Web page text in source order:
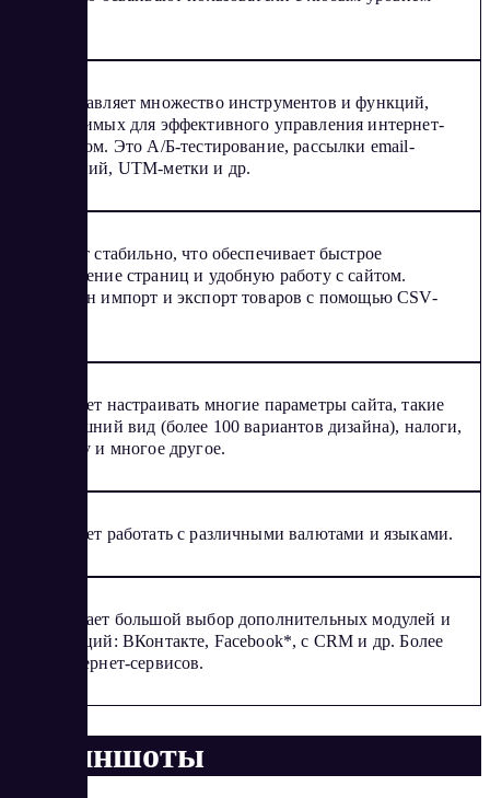
Предоставляет множество инструментов и функций,
необходимых для эффективного управления интернет-
магазином. Это А/Б-тестирование, рассылки email-
сообщений, UTM-метки и др.
Работает стабильно, что обеспечивает быстрое
отображение страниц и удобную работу с сайтом.
Доступен импорт и экспорт товаров с помощью CSV-
Позволяет настраивать многие параметры сайта, такие
как внешний вид (более 100 вариантов дизайна), налоги,
доставку и многое другое.
Позволяет работать с различными валютами и языками.
Предлагает большой выбор дополнительных модулей и
интеграций: ВКонтакте, Facebook*, с CRM и др. Более
100 интернет-сервисов.
Скриншоты